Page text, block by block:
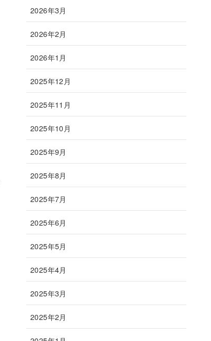
2026年3月
2026年2月
2026年1月
2025年12月
2025年11月
2025年10月
2025年9月
2025年8月
2025年7月
2025年6月
2025年5月
2025年4月
2025年3月
2025年2月